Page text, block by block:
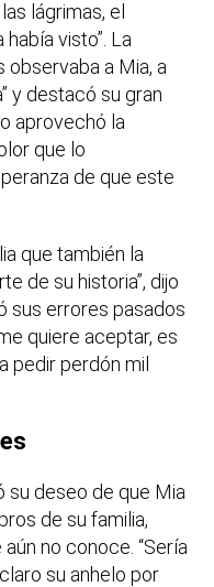
lágrimas, el
visto”. La
a Mia, a
y destacó su gran
aprovechó la
que lo
de que este
que también la
de su historia”, dijo
sus errores pasados
quiere aceptar, es
pedir perdón mil
su deseo de que Mia
de su familia,
no conoce. “Sería
su anhelo por